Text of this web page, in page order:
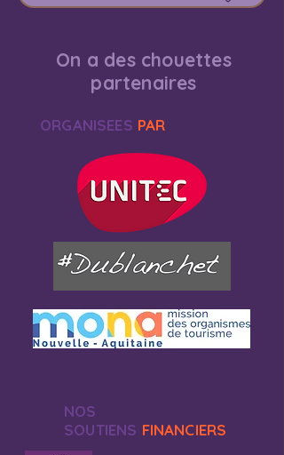
On a des chouettes
partenaires
ORGANISEES PAR
NOS
SOUTIENS FINANCIERS